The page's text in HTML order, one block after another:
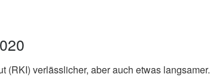
(RKI) verlässlicher, aber auch etwas langsamer.